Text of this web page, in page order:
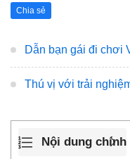
Chia sẻ
Dẫn bạn gái đi chơi
Thú vị với trải
Nội dung chính